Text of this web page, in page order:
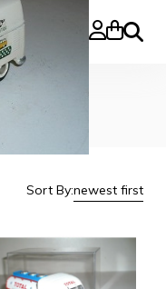
Search
Sort By:newest first